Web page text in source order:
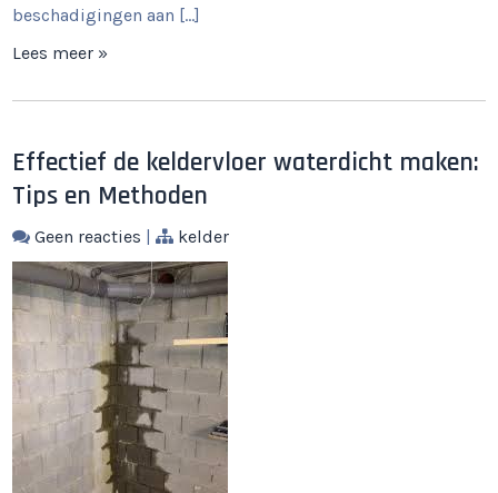
beschadigingen aan […]
Lees meer »
Effectief de keldervloer waterdicht maken:
Tips en Methoden
Geen reacties | kelder